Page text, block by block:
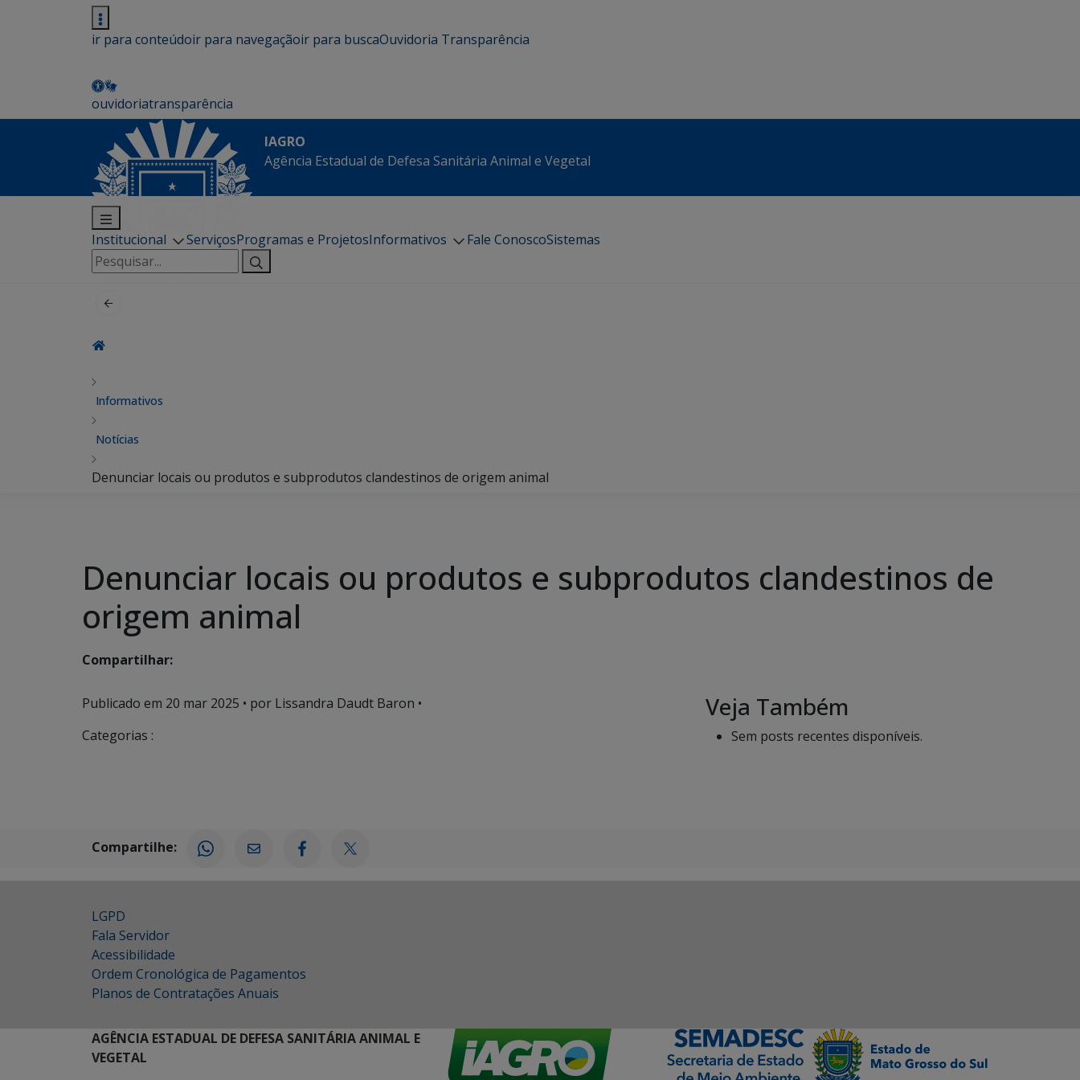
ir para conteúdoir para navegaçãoir para buscaOuvidoria Transparência
ouvidoriatransparência
IAGRO
Agência Estadual de Defesa Sanitária Animal e Vegetal
Institucional ServiçosProgramas e ProjetosInformativos Fale ConoscoSistemas
Pesquisar
por:
Informativos
Notícias
Denunciar locais ou produtos e subprodutos clandestinos de origem animal
Denunciar locais ou produtos e subprodutos clandestinos de
origem animal
Compartilhar:
Publicado em 20 mar 2025 • por Lissandra Daudt Baron •
Categorias :
Veja Também
Sem posts recentes disponíveis.
Compartilhe:
LGPD
Fala Servidor
Acessibilidade
Ordem Cronológica de Pagamentos
Planos de Contratações Anuais
AGÊNCIA ESTADUAL DE DEFESA SANITÁRIA ANIMAL E
VEGETAL